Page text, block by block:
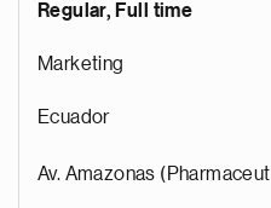
Regular, Full time
Marketing
Ecuador
Av. Amazonas